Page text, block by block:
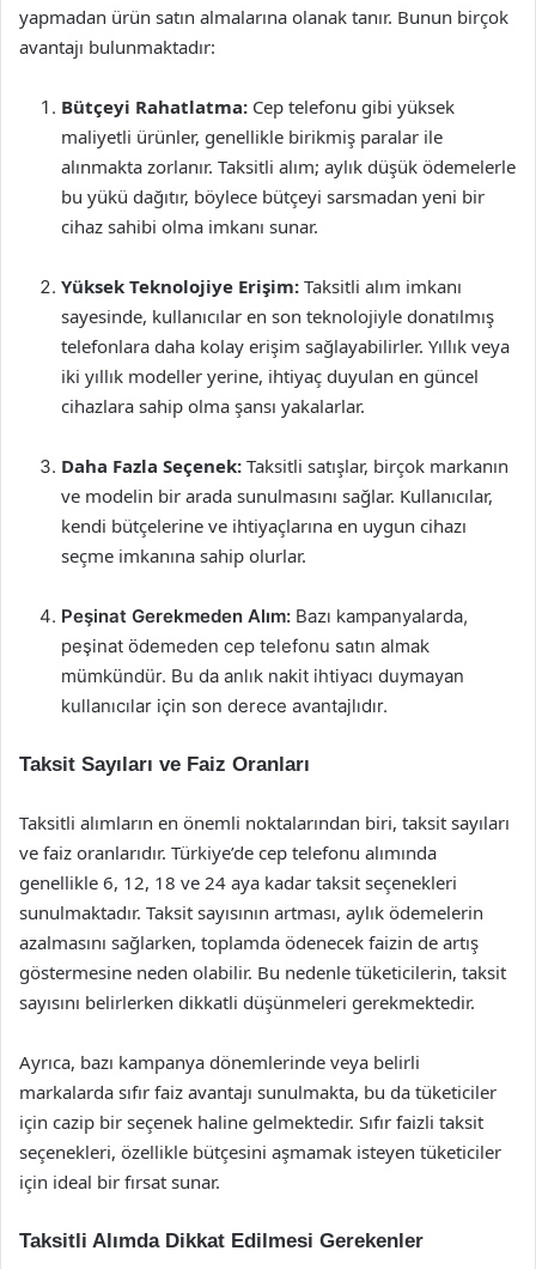
yapmadan ürün satın almalarına olanak tanır. Bunun birçok
avantajı bulunmaktadır:
Bütçeyi Rahatlatma: Cep telefonu gibi yüksek
maliyetli ürünler, genellikle birikmiş paralar ile
alınmakta zorlanır. Taksitli alım; aylık düşük ödemelerle
bu yükü dağıtır, böylece bütçeyi sarsmadan yeni bir
cihaz sahibi olma imkanı sunar.
Yüksek Teknolojiye Erişim: Taksitli alım imkanı
sayesinde, kullanıcılar en son teknolojiyle donatılmış
telefonlara daha kolay erişim sağlayabilirler. Yıllık veya
iki yıllık modeller yerine, ihtiyaç duyulan en güncel
cihazlara sahip olma şansı yakalarlar.
Daha Fazla Seçenek: Taksitli satışlar, birçok markanın
ve modelin bir arada sunulmasını sağlar. Kullanıcılar,
kendi bütçelerine ve ihtiyaçlarına en uygun cihazı
seçme imkanına sahip olurlar.
Peşinat Gerekmeden Alım: Bazı kampanyalarda,
peşinat ödemeden cep telefonu satın almak
mümkündür. Bu da anlık nakit ihtiyacı duymayan
kullanıcılar için son derece avantajlıdır.
Taksit Sayıları ve Faiz Oranları
Taksitli alımların en önemli noktalarından biri, taksit sayıları
ve faiz oranlarıdır. Türkiye’de cep telefonu alımında
genellikle 6, 12, 18 ve 24 aya kadar taksit seçenekleri
sunulmaktadır. Taksit sayısının artması, aylık ödemelerin
azalmasını sağlarken, toplamda ödenecek faizin de artış
göstermesine neden olabilir. Bu nedenle tüketicilerin, taksit
sayısını belirlerken dikkatli düşünmeleri gerekmektedir.
Ayrıca, bazı kampanya dönemlerinde veya belirli
markalarda sıfır faiz avantajı sunulmakta, bu da tüketiciler
için cazip bir seçenek haline gelmektedir. Sıfır faizli taksit
seçenekleri, özellikle bütçesini aşmamak isteyen tüketiciler
için ideal bir fırsat sunar.
Taksitli Alımda Dikkat Edilmesi Gerekenler